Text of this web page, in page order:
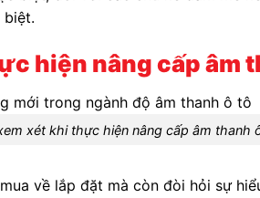
biệt.
hiện nâng cấp âm
xét khi thực hiện nâng cấp âm thanh
về lắp đặt mà còn đòi hỏi sự